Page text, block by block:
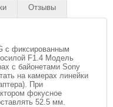
Отзывы
с фиксированным
F1.4 Модель
с байонетами Sony
на камерах линейки
При
фокусное
52.5 мм.